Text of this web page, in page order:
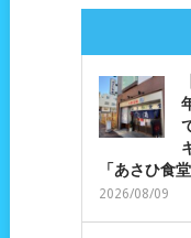
「あさひ食堂
2026/08/09